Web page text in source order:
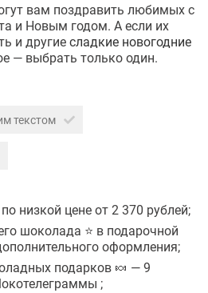
вам поздравить любимых с
и Новым годом. А если их
и другиесладкие новогодние
— выбрать только один.
текстом
низкой цене от 2 370 рублей;
шоколада ⭐ в подарочной
оформления;
подарков 🍬 — 9
;